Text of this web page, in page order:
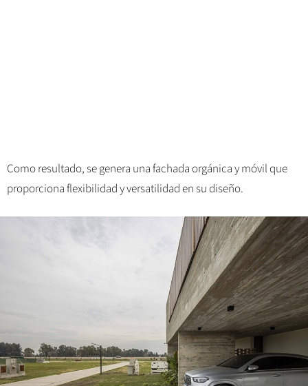
Como resultado, se genera una fachada orgánica y móvil que
proporciona flexibilidad y versatilidad en su diseño.